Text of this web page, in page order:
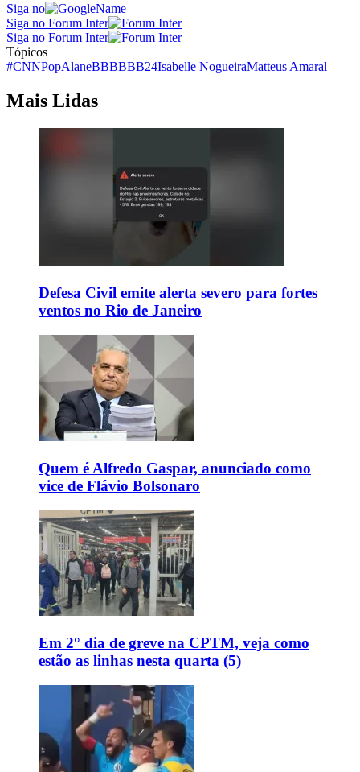
Siga no
Siga no Forum Inter
Siga no Forum Inter
Tópicos
#CNNPopAlaneBBBBBB24Isabelle NogueiraMatteus Amaral
Mais Lidas
Defesa Civil emite alerta severo para fortes
ventos no Rio de Janeiro
Quem é Alfredo Gaspar, anunciado como
vice de Flávio Bolsonaro
Em 2° dia de greve na CPTM, veja como
estão as linhas nesta quarta (5)